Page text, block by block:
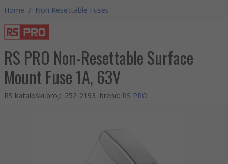
Home / Non Resettable Fuses
RS PRO Non-Resettable Surface
Mount Fuse 1A, 63V
RS kataloški broj:: 252-2193 brend: RS PRO